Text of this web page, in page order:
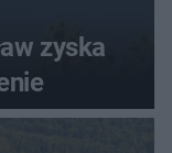
zyska